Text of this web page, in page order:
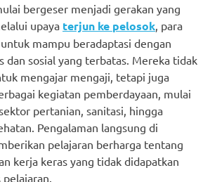
bergeser menjadi gerakan yang
upaya terjun ke pelosok , para
mampu beradaptasi dengan
dan sosial yang terbatas. Mereka tidak
mengajar mengaji, tetapi juga
kegiatan pemberdayaan, mulai
pertanian, sanitasi, hingga
Pengalaman langsung di
pelajaran berharga tentang
kerja keras yang tidak didapatkan